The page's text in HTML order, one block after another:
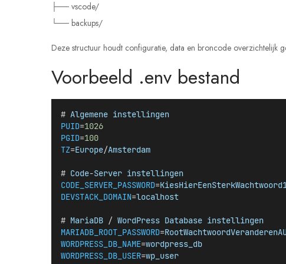
├── vscode/
└── backups/
Deze structuur houdt configuratie, data en broncode overzichtelijk
Voorbeeld .env bestand
# Algemene instellingen
PUID=1026
PGID=100
TZ=Europe/Amsterdam
# Code-Server instellingen
CODE_SERVER_PASSWORD=
DEVSTACK_DOMAIN=localhost
# MariaDB / WordPress Database instellingen
MARIADB_ROOT_PASSWORD=
WORDPRESS_DB_NAME=wordpress_db
WORDPRESS_DB_USER=wp_user